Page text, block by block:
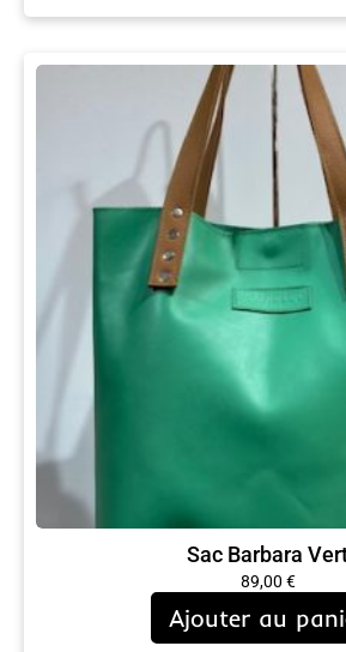
Sac Barbara
89,00 €
Ajouter au